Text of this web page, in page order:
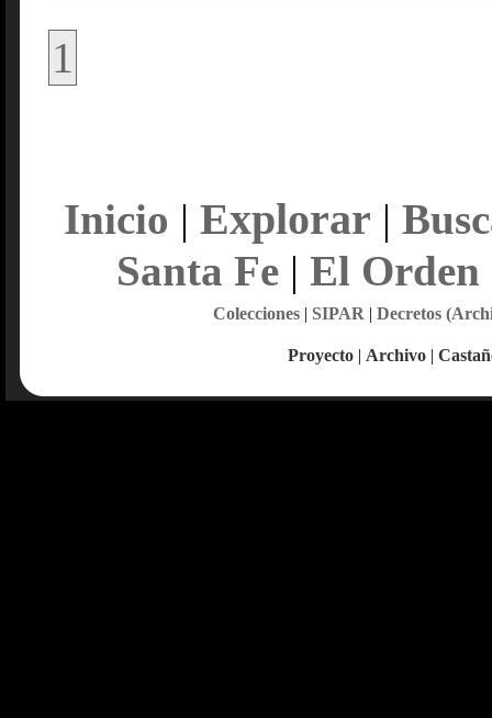
1
Inicio | Explorar |
Santa Fe| El Orden
Colecciones| SIPAR | Decretos
Proyecto | Archivo |